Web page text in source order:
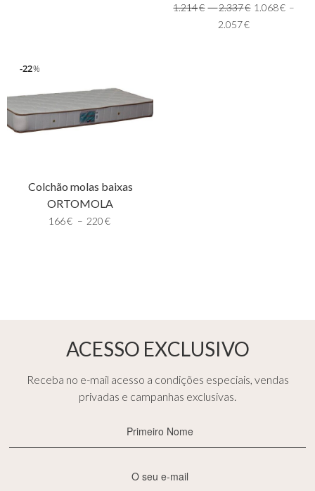
1.214€ –2.337€ 1.068€ –
2.057€
%
22
Colchão molas baixas
ORTOMOLA
166€ – 220€
ACESSO EXCLUSIVO
Receba no e-mail acesso a condições especiais, vendas
privadas e campanhas exclusivas.
Nome
mail